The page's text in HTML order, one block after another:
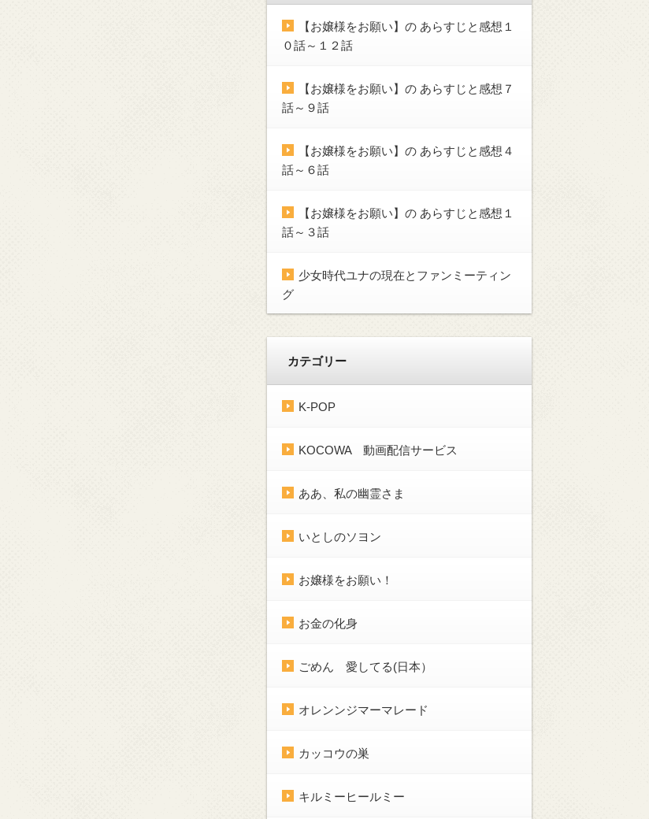
【お嬢様をお願い】の あらすじと感想１
０話～１２話
【お嬢様をお願い】の あらすじと感想７
話～９話
【お嬢様をお願い】の あらすじと感想４
話～６話
【お嬢様をお願い】の あらすじと感想１
話～３話
少女時代ユナの現在とファンミーティン
グ
カテゴリー
K-POP
KOCOWA 動画配信サービス
ああ、私の幽霊さま
いとしのソヨン
お嬢様をお願い！
お金の化身
ごめん 愛してる(日本）
オレンンジマーマレード
カッコウの巣
キルミーヒールミー